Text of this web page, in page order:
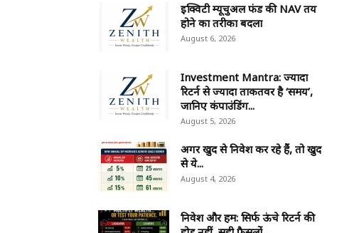
इक्विटी म्यूचुअल फंड की NAV तय
होने का तरीका बदला
August 6, 2026
Investment Mantra: ज्यादा
रिटर्न से ज्यादा ताकतवर है ‘समय’,
जानिए कंपाउंडिंग...
August 5, 2026
अगर खुद से निवेश कर रहे हैं, तो खुद
से ये...
August 4, 2026
निवेश और हम: सिर्फ ऊंचे रिटर्न की